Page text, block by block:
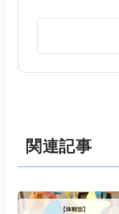
関連記事